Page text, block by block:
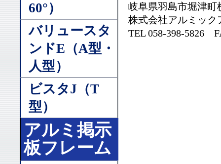
60°）
バリュースタ
ンドE（A型・
人型）
ビスタJ（T
型）
アルミ掲示
板フレーム
岐阜県羽島市堀津町
株式会社アルミッ
TEL 058-398-5826